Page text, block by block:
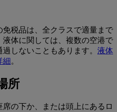
税品は、全クラスで適量まで
体に関しては、複数の空港で
しないこともあります。 液体
細。
所
の下か、または頭上にあるロ